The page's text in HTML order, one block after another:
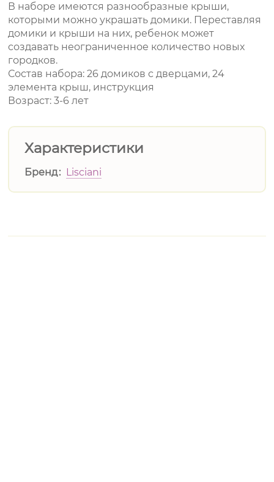
В наборе имеются разнообразные крыши,
которыми можно украшать домики. Переставляя
домики и крыши на них, ребенок может
создавать неограниченное количество новых
городков.
Состав набора: 26 домиков с дверцами, 24
элемента крыш, инструкция
Возраст: 3-6 лет
Характеристики
Бренд Lisciani